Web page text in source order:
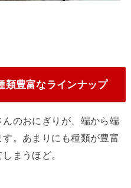
類豊富なラインナップ
のおにぎりが、端から端
。あまりにも種類が豊富
まうほど。